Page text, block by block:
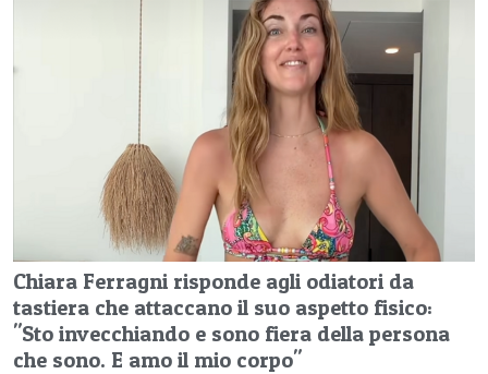
Chiara Ferragni risponde agli odiatori da
tastiera che attaccano il suo aspetto fisico:
"Sto invecchiando e sono fiera della persona
che sono. E amo il mio corpo"